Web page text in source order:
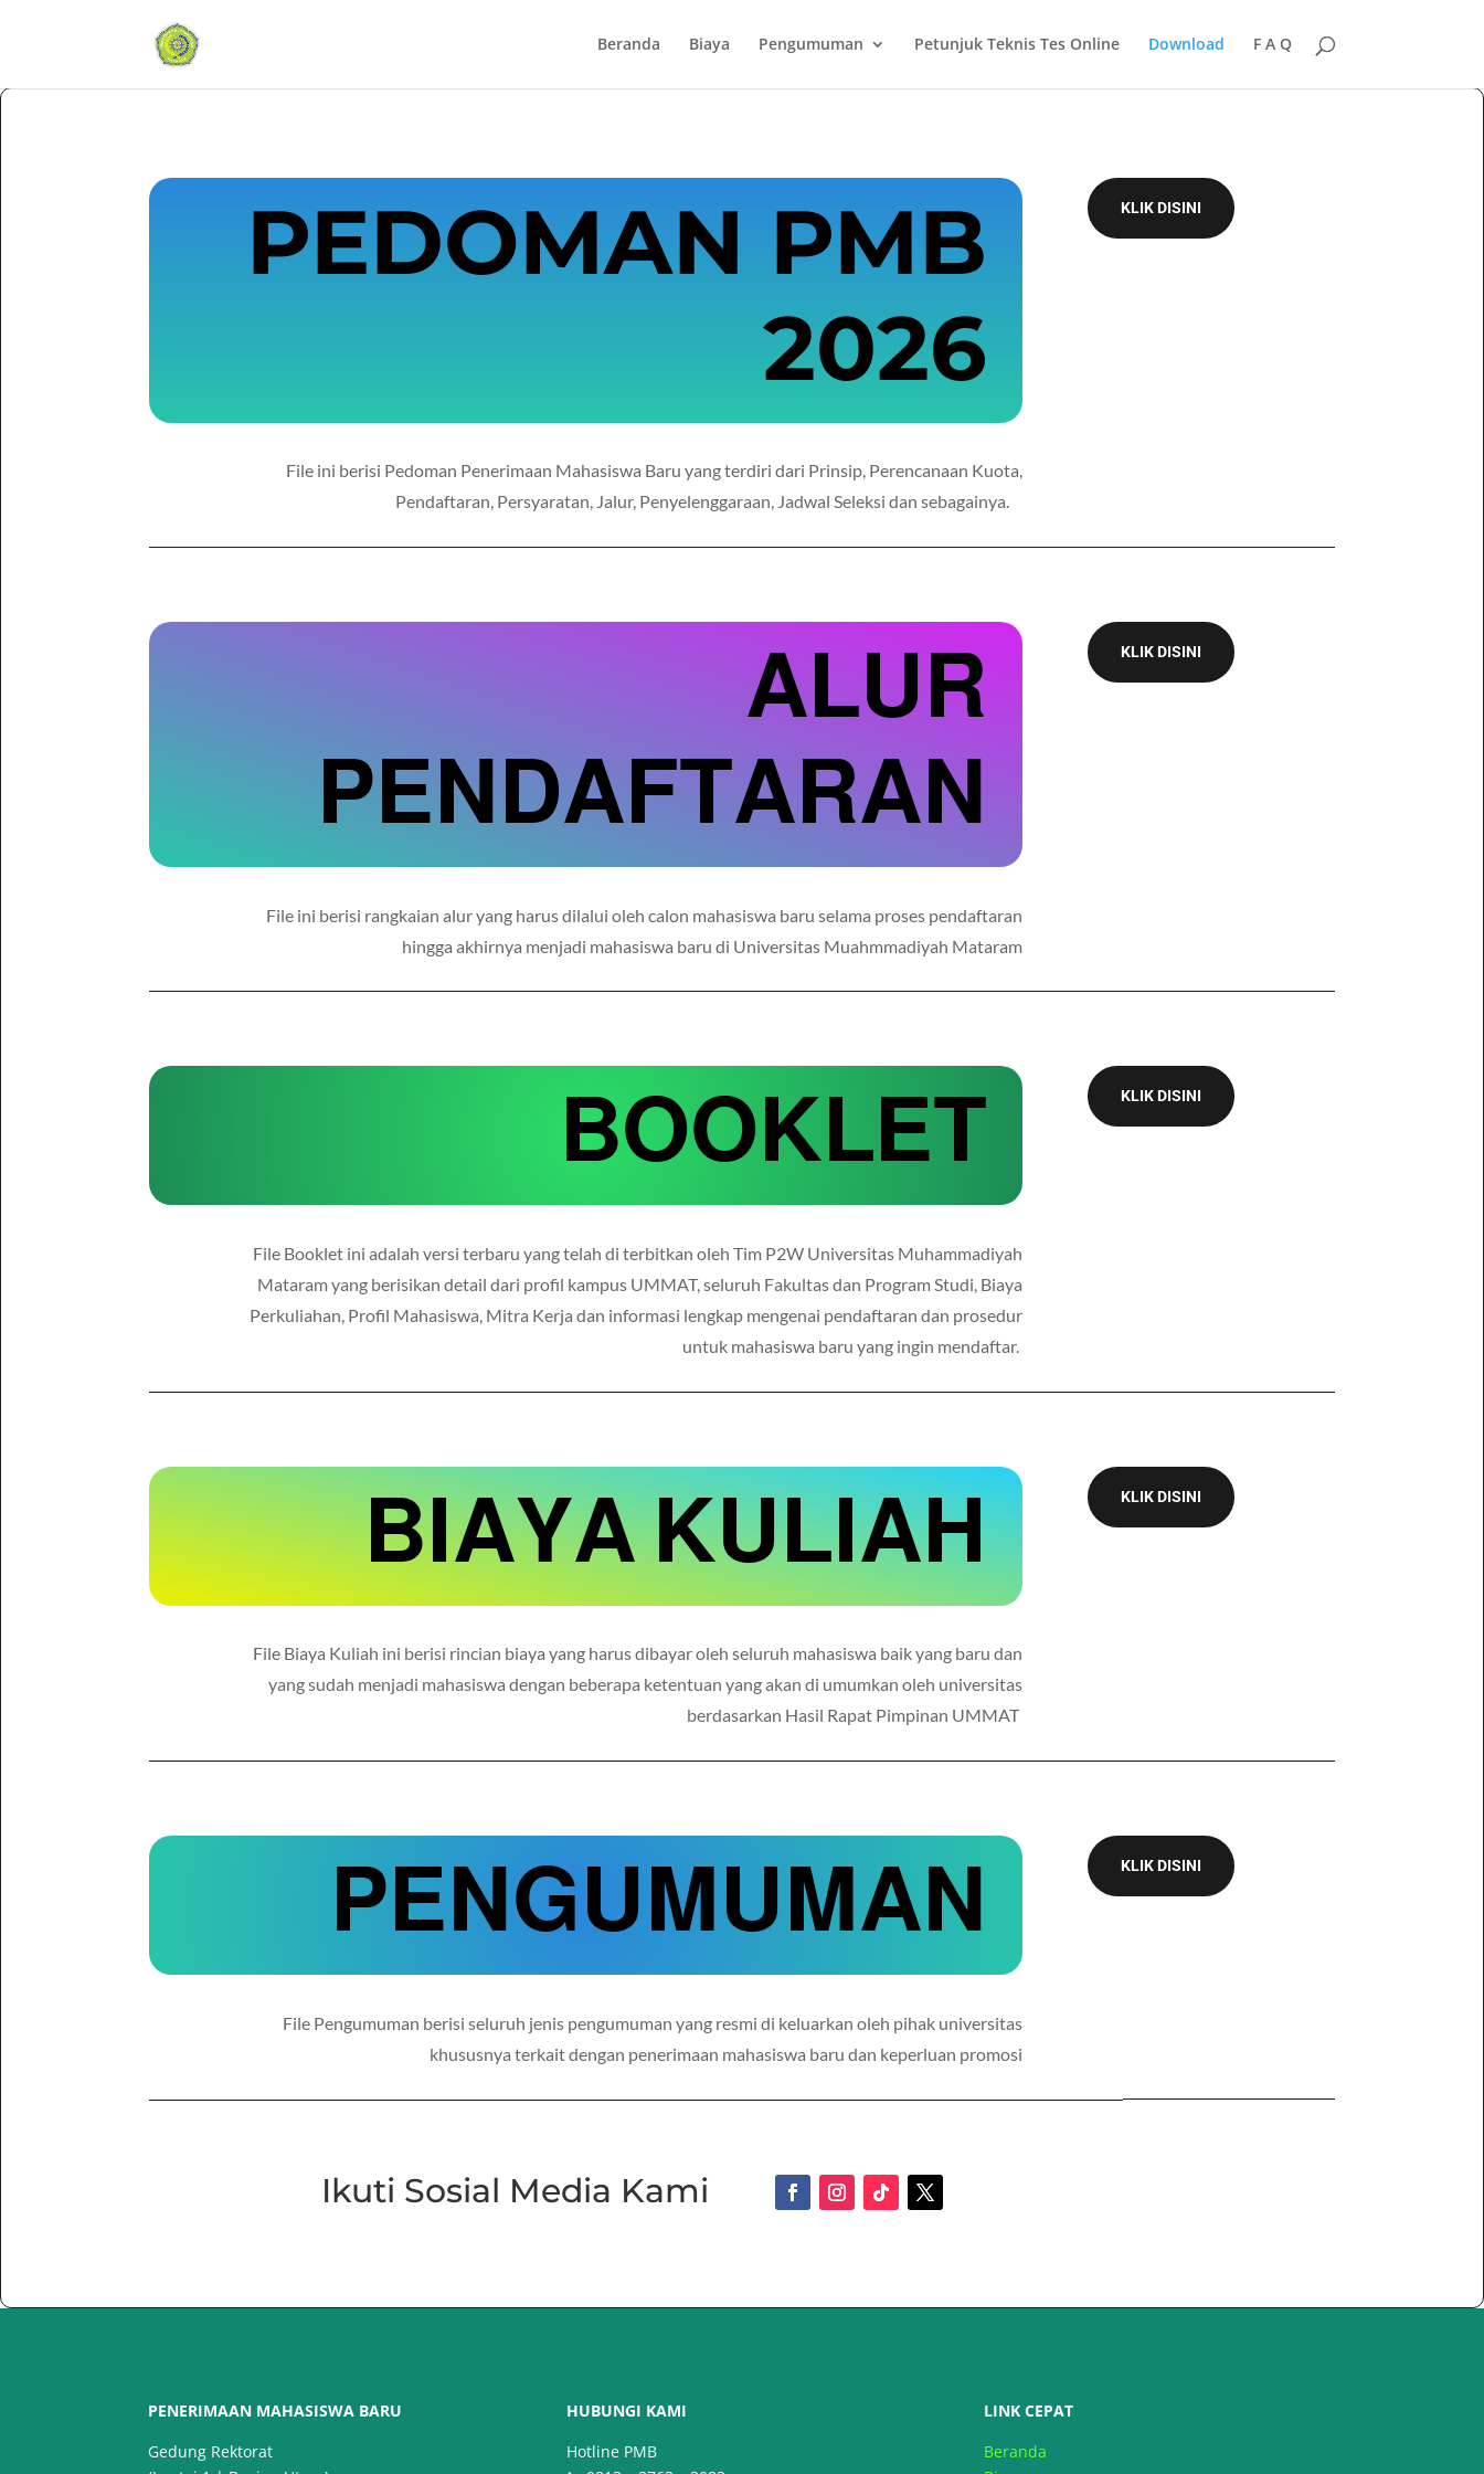
Beranda Biaya Pengumuman Petunjuk Teknis Tes Online Download F A Q
PEDOMAN PMB
2026
File ini berisi Pedoman Penerimaan Mahasiswa Baru yang terdiri dari Prinsip, Perencanaan Kuota,
Pendaftaran, Persyaratan, Jalur, Penyelenggaraan, Jadwal Seleksi dan sebagainya.
KLIK DISINI
ALUR
PENDAFTARAN
File ini berisi rangkaian alur yang harus dilalui oleh calon mahasiswa baru selama proses pendaftaran
hingga akhirnya menjadi mahasiswa baru di Universitas Muahmmadiyah Mataram
KLIK DISINI
BOOKLET
File Booklet ini adalah versi terbaru yang telah di terbitkan oleh Tim P2W Universitas Muhammadiyah
Mataram yang berisikan detail dari profil kampus UMMAT, seluruh Fakultas dan Program Studi, Biaya
Perkuliahan, Profil Mahasiswa, Mitra Kerja dan informasi lengkap mengenai pendaftaran dan prosedur
untuk mahasiswa baru yang ingin mendaftar.
KLIK DISINI
BIAYA KULIAH
File Biaya Kuliah ini berisi rincian biaya yang harus dibayar oleh seluruh mahasiswa baik yang baru dan
yang sudah menjadi mahasiswa dengan beberapa ketentuan yang akan di umumkan oleh universitas
berdasarkan Hasil Rapat Pimpinan UMMAT
KLIK DISINI
PENGUMUMAN
File Pengumuman berisi seluruh jenis pengumuman yang resmi di keluarkan oleh pihak universitas
khususnya terkait dengan penerimaan mahasiswa baru dan keperluan promosi
KLIK DISINI
Ikuti Sosial Media Kami
PENERIMAAN MAHASISWA BARU
Gedung Rektorat
HUBUNGI KAMI
Hotline PMB
LINK CEPAT
Beranda